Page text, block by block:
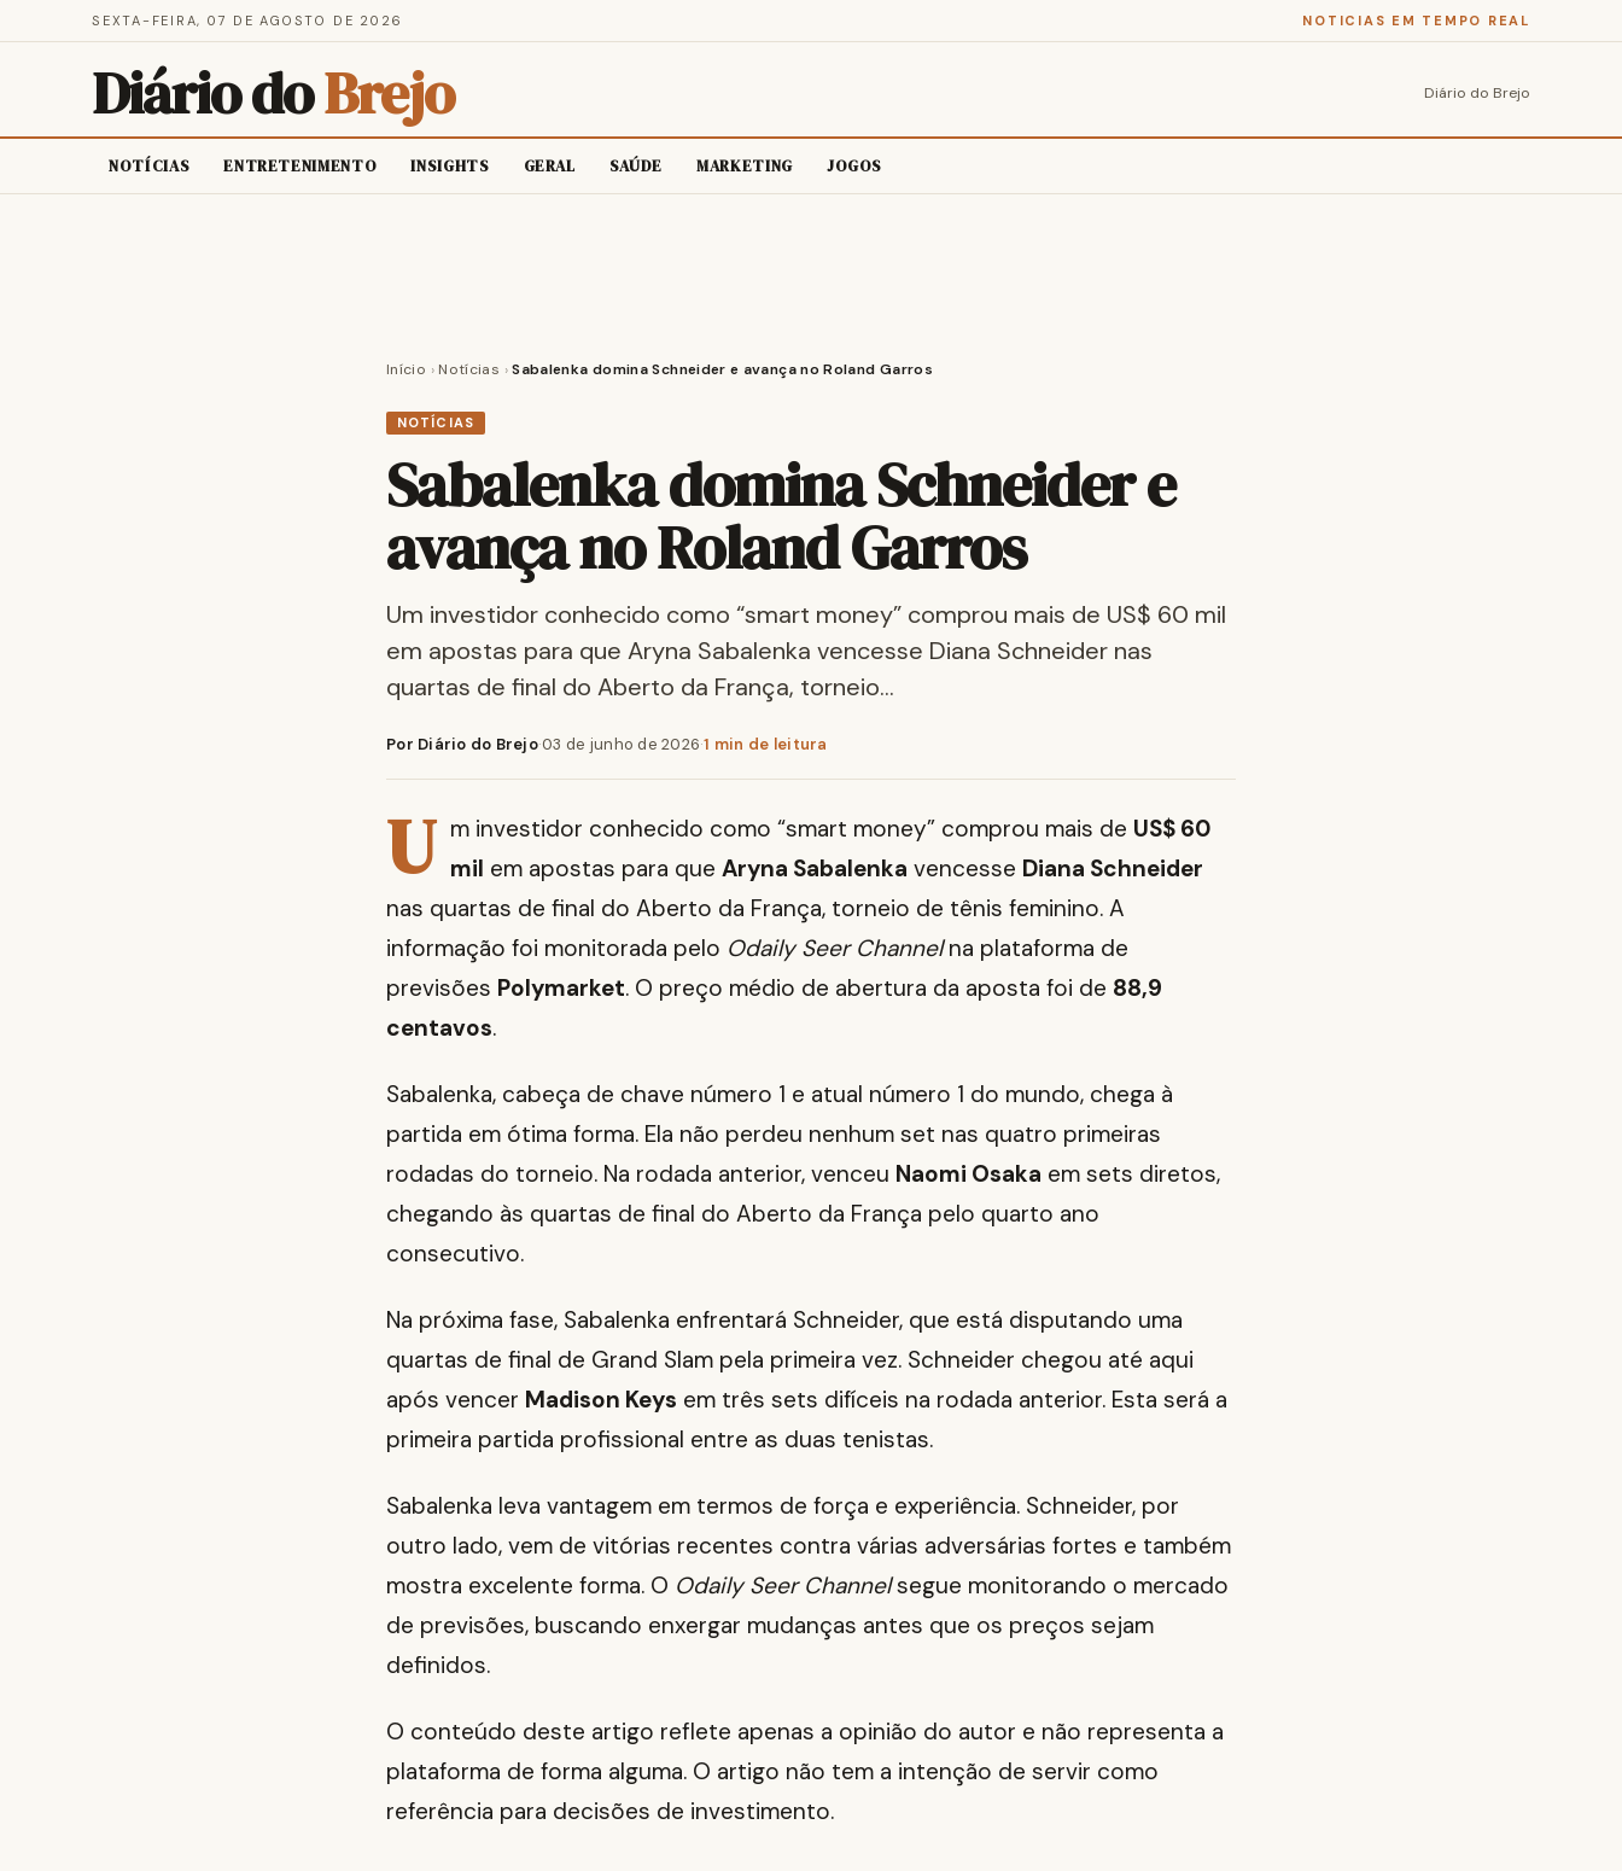
SEXTA-FEIRA, 07 DE AGOSTO DE 2026 NOTICIAS EM TEMPO REAL
Diário doBrejo Diário do Brejo
NOTÍCIAS ENTRETENIMENTO INSIGHTS GERAL SAÚDE MARKETING JOGOS
Início › Notícias › Sabalenka domina Schneider e avança no Roland Garros
NOTÍCIAS
Sabalenka domina Schneider e
avança no Roland Garros
Um investidor conhecido como “smart money” comprou mais de US$ 60 mil
em apostas para que Aryna Sabalenka vencesse Diana Schneider nas
quartas de final do Aberto da França, torneio…
Por Diário do Brejo·03 de junho de 2026·1 min de leitura
U m investidor conhecido como “smart money” comprou mais de US$ 60
mil em apostas para que Aryna Sabalenka vencesse Diana Schneider
nas quartas de final do Aberto da França, torneio de tênis feminino. A
informação foi monitorada pelo Odaily Seer Channelna plataforma de
previsões Polymarket. O preço médio de abertura da aposta foi de 88,9
centavos.
Sabalenka, cabeça de chave número 1 e atual número 1 do mundo, chega à
partida em ótima forma. Ela não perdeu nenhum set nas quatro primeiras
rodadas do torneio. Na rodada anterior, venceu Naomi Osaka em sets diretos,
chegando às quartas de final do Aberto da França pelo quarto ano
consecutivo.
Na próxima fase, Sabalenka enfrentará Schneider, que está disputando uma
quartas de final de Grand Slam pela primeira vez. Schneider chegou até aqui
após vencer Madison Keys em três sets difíceis na rodada anterior. Esta será a
primeira partida profissional entre as duas tenistas.
Sabalenka leva vantagem em termos de força e experiência. Schneider, por
outro lado, vem de vitórias recentes contra várias adversárias fortes e também
mostra excelente forma. O Odaily Seer Channelsegue monitorando o mercado
de previsões, buscando enxergar mudanças antes que os preços sejam
definidos.
O conteúdo deste artigo reflete apenas a opinião do autor e não representa a
plataforma de forma alguma. O artigo não tem a intenção de servir como
referência para decisões de investimento.